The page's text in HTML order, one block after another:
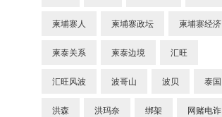
柬埔寨人 柬埔寨政坛 柬埔寨经济
柬泰关系 柬泰边境 汇旺
汇旺风波 波哥山 波贝 泰国
洪森 洪玛奈 绑架 网赌电诈